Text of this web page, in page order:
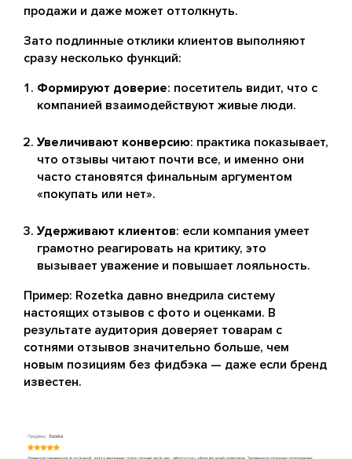
продажи и даже может оттолкнуть.
Зато подлинные отклики клиентов выполняют
сразу несколько функций:
Формируют доверие: посетитель видит, что с
компанией взаимодействуют живые люди.
Увеличивают конверсию: практика показывает,
что отзывы читают почти все, и именно они
часто становятся финальным аргументом
«покупать или нет».
Удерживают клиентов: если компания умеет
грамотно реагировать на критику, это
вызывает уважение и повышает лояльность.
Пример: Rozetka давно внедрила систему
настоящих отзывов с фото и оценками. В
результате аудитория доверяет товарам с
сотнями отзывов значительно больше, чем
новым позициям без фидбэка — даже если бренд
известен.